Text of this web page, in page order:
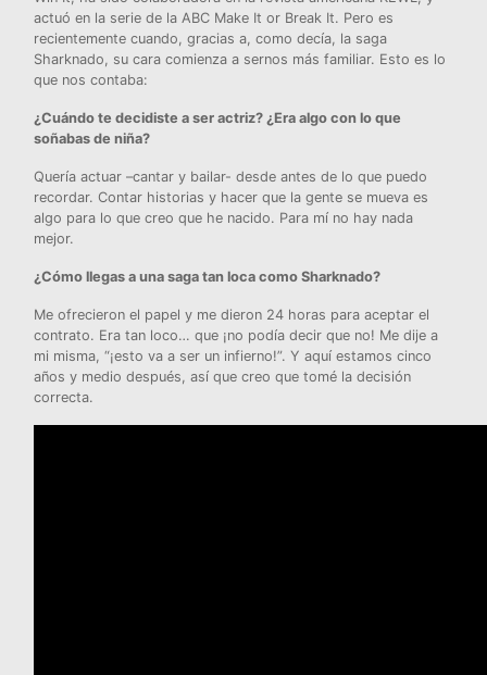
actuó en la serie de la ABC Make It or Break It. Pero es
recientemente cuando, gracias a, como decía, la saga
Sharknado, su cara comienza a sernos más familiar. Esto es lo
que nos contaba:
¿Cuándo te decidiste a ser actriz? ¿Era algo con lo que
soñabas de niña?
Quería actuar –cantar y bailar- desde antes de lo que puedo
recordar. Contar historias y hacer que la gente se mueva es
algo para lo que creo que he nacido. Para mí no hay nada
mejor.
¿Cómo llegas a una saga tan loca como Sharknado?
Me ofrecieron el papel y me dieron 24 horas para aceptar el
contrato. Era tan loco… que ¡no podía decir que no! Me dije a
mi misma, “¡esto va a ser un infierno!”. Y aquí estamos cinco
años y medio después, así que creo que tomé la decisión
correcta.